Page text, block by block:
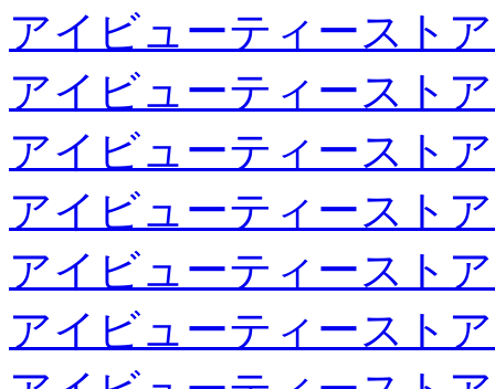
アイビューティースト
アイビューティースト
アイビューティースト
アイビューティースト
アイビューティースト
アイビューティースト